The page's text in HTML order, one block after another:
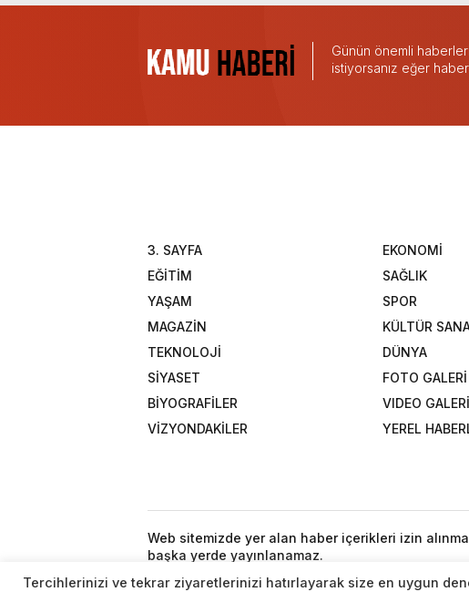
Günün önemli
istiyorsanız eğer
3. SAYFA
EKONOMİ
EĞİTİM
SAĞLIK
YAŞAM
SPOR
MAGAZİN
KÜLTÜR
TEKNOLOJİ
DÜNYA
SİYASET
FOTO GALERİ
BİYOGRAFİLER
VIDEO GALERİ
VİZYONDAKİLER
YEREL
Web sitemizde yer alan haber içerikleri izin
başka yerde yayınlanamaz.
Tercihlerinizi ve tekrar ziyaretlerinizi hatırlayarak size en uygun